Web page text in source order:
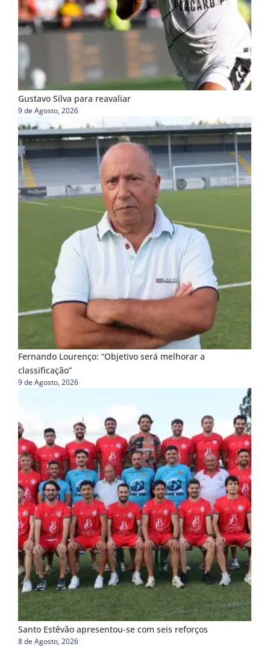
Gustavo Silva para reavaliar
9 de Agosto, 2026
Fernando Lourenço: “Objetivo será melhorar a
classificação”
9 de Agosto, 2026
Santo Estêvão apresentou-se com seis reforços
8 de Agosto, 2026